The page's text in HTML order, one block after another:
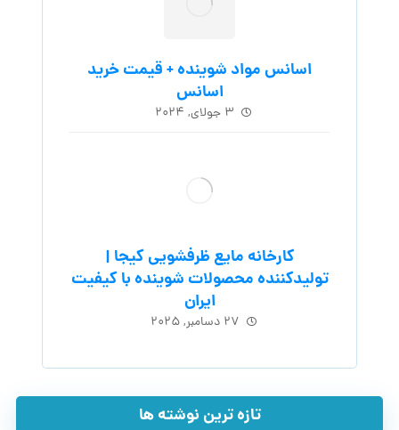
اسانس مواد شوینده + قیمت خرید
اسانس
۳ جولای, ۲۰۲۴
کارخانه مایع ظرفشویی کیجا |
تولیدکننده محصولات شوینده با کیفیت
ایران
۲۷ دسامبر, ۲۰۲۵
تازه ترین نوشته ها